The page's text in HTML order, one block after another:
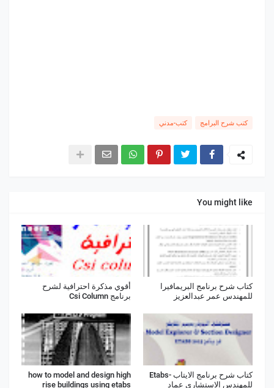
كتب شرح البرامج كتب-مدني
You might like
كتاب شرح برنامج البريمافيرا
للمهندس عمر عبدالعزيز
أقوي مذكرة احترافية لشرح
برنامج Csi Column
كتاب شرح برنامج الايتاب -Etabs
للمهندس الاستشارى عماد
how to model and design high
rise buildings using etabs